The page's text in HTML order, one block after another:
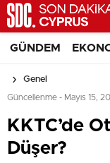
GÜNDEM
Genel
Güncellenme - Mayıs 15,
KKTC’de
Düşer?